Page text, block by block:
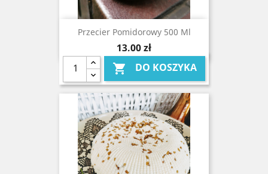
Przecier Pomidorowy 500 Ml
Cena
13,00 zł
 DO KOSZYKA